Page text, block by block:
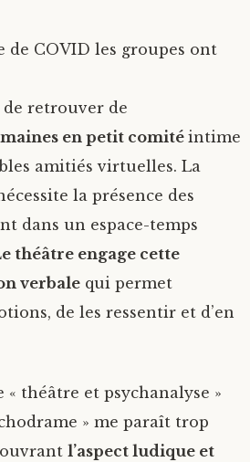
de COVID les groupes ont
de retrouver de
en petit comité intime
amitiés virtuelles. La
la présence des
dans un espace-temps
théâtre engage cette
verbale qui permet
de les ressentir et d’en
« théâtre et psychanalyse »
» me paraît trop
l’aspect ludique et